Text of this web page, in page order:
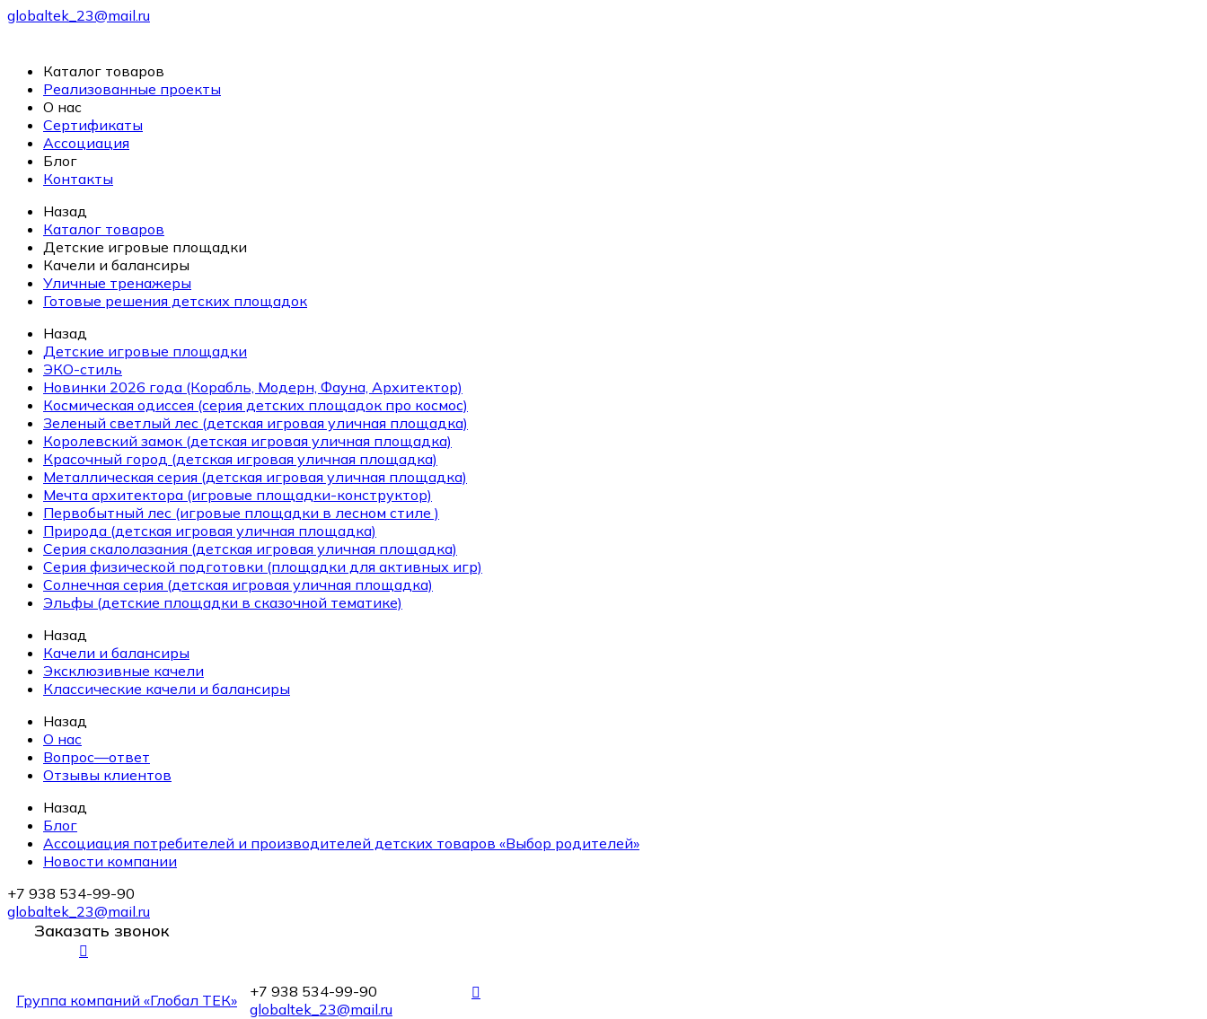
globaltek_23@mail.ru
Каталог товаров
Реализованные проекты
О нас
Сертификаты
Ассоциация
Блог
Контакты
Назад
Каталог товаров
Детские игровые площадки
Качели и балансиры
Уличные тренажеры
Готовые решения детских площадок
Назад
Детские игровые площадки
ЭКО-стиль
Новинки 2026 года (Корабль, Модерн, Фауна, Архитектор)
Космическая одиссея (серия детских площадок про космос)
Зеленый светлый лес (детская игровая уличная площадка)
Королевский замок (детская игровая уличная площадка)
Красочный город (детская игровая уличная площадка)
Металлическая серия (детская игровая уличная площадка)
Мечта архитектора (игровые площадки-конструктор)
Первобытный лес (игровые площадки в лесном стиле )
Природа (детская игровая уличная площадка)
Серия скалолазания (детская игровая уличная площадка)
Серия физической подготовки (площадки для активных игр)
Солнечная серия (детская игровая уличная площадка)
Эльфы (детские площадки в сказочной тематике)
Назад
Качели и балансиры
Эксклюзивные качели
Классические качели и балансиры
Назад
О нас
Вопрос—ответ
Отзывы клиентов
Назад
Блог
Ассоциация потребителей и производителей детских товаров «Выбор родителей»
Новости компании
+7 938 534-99-90
globaltek_23@mail.ru
Заказать звонок
Группа компаний «Глобал ТЕК»
+7 938 534-99-90
globaltek_23@mail.ru